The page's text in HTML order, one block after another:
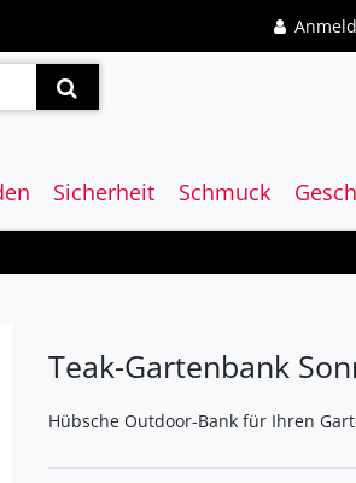
Sicherheit Schmuck
Teak-Gartenbank
Hübsche Outdoor-Bank für Ihren